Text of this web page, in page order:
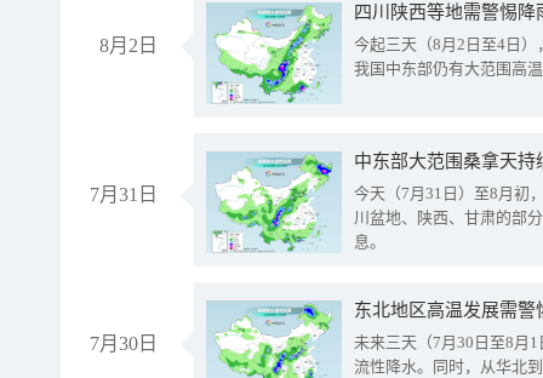
8月2日
今起三天（8月2日至4日
我国中东部仍有大范围高
7月31日
中东部大范围桑拿天
今天（7月31日）至8月初
川盆地、陕西、甘肃的部
息。
7月30日
东北地区高温发展需
未来三天（7月30日至8月
流性降水。同时，从华北